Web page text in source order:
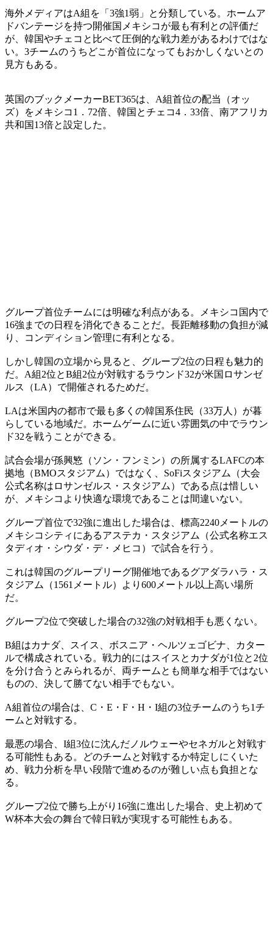
海外メディアはA組を「3強1弱」と分類している。ホームア
ドバンテージを持つ開催国メキシコが最も有利との評価だ
が、韓国やチェコと比べて圧倒的な戦力差があるわけではな
い。3チームのうちどこが首位になってもおかしくないとの
見方もある。
英国のブックメーカーBET365は、A組首位の配当（オッ
ズ）をメキシコ1．72倍、韓国とチェコ4．33倍、南アフリカ
共和国13倍と設定した。
グループ首位チームには明確な利点がある。メキシコ国内で
16強までの日程を消化できることだ。長距離移動の負担が減
り、コンディション管理に有利となる。
しかし韓国の立場から見ると、グループ2位の日程も魅力的
だ。A組2位とB組2位が対戦するラウンド32が米国ロサンゼ
ルス（LA）で開催されるためだ。
LAは米国内の都市で最も多くの韓国系住民（33万人）が暮
らしている地域だ。ホームゲームに近い雰囲気の中でラウン
ド32を戦うことができる。
試合会場が孫興慜（ソン・フンミン）の所属するLAFCの本
拠地（BMOスタジアム）ではなく、SoFiスタジアム（大会
公式名称はロサンゼルス・スタジアム）である点は惜しい
が、メキシコより快適な環境であることは間違いない。
グループ首位で32強に進出した場合は、標高2240メートルの
メキシコシティにあるアステカ・スタジアム（公式名称エス
タディオ・シウダ・デ・メヒコ）で試合を行う。
これは韓国のグループリーグ開催地であるグアダラハラ・ス
タジアム（1561メートル）より600メートル以上高い場所
だ。
グループ2位で突破した場合の32強の対戦相手も悪くない。
B組はカナダ、スイス、ボスニア・ヘルツェゴビナ、カター
ルで構成されている。戦力的にはスイスとカナダが1位と2位
を分け合うとみられるが、両チームとも簡単な相手ではない
ものの、決して勝てない相手でもない。
A組首位の場合は、C・E・F・H・I組の3位チームのうち1チ
ームと対戦する。
最悪の場合、I組3位に沈んだノルウェーやセネガルと対戦す
る可能性もある。どのチームと対戦するか特定しにくいた
め、戦力分析を早い段階で進めるのが難しい点も負担とな
る。
グループ2位で勝ち上がり16強に進出した場合、史上初めて
W杯本大会の舞台で韓日戦が実現する可能性もある。